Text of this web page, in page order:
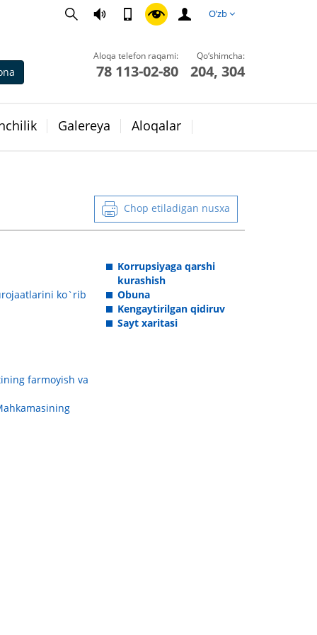
O’zb
Aloqa telefon raqami:
78 113-02-80
Qo‘shimcha:
204, 304
Galereya Aloqalar
Chop etiladigan nusxa
ko`rib
farmoyish va
Korrupsiyaga qarshi
kurashish
Obuna
Kengaytirilgan qidiruv
Sayt xaritasi